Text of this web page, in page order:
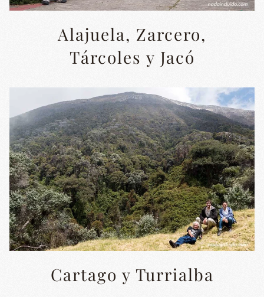
Alajuela, Zarcero,
Tárcoles y Jacó
Cartago y Turrialba